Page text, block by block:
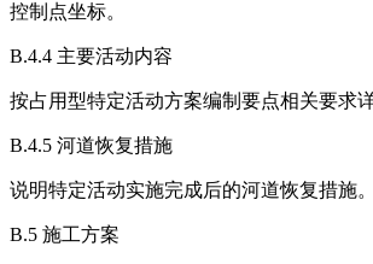
控制点坐标。
B.4.4 主要活动内容
按占用型特定活动方案编制要点相关要求
B.4.5 河道恢复措施
说明特定活动实施完成后的河道恢复措施。
B.5 施工方案